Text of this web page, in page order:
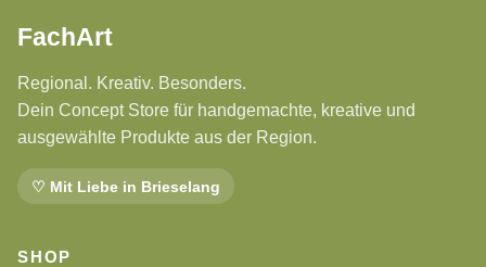
FachArt
Regional. Kreativ. Besonders.
Dein Concept Store für handgemachte, kreative und
ausgewählte Produkte aus der Region.
♡ Mit Liebe in Brieselang
SHOP